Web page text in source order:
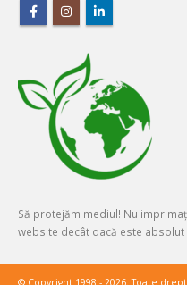
Să protejăm mediul! Nu
website decât dacă este absolut
© Copyright 1998 - 2026. Toate